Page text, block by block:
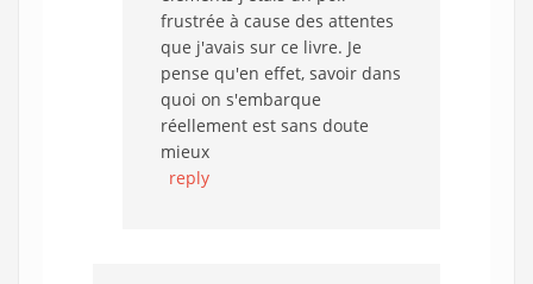
frustrée à cause des attentes
que j'avais sur ce livre. Je
pense qu'en effet, savoir dans
quoi on s'embarque
réellement est sans doute
mieux
reply